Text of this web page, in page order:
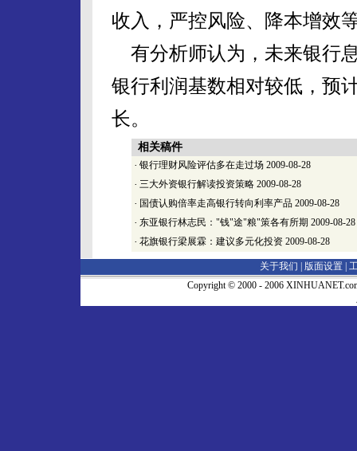
收入，严控风险、降本增效
有分析师认为，未来银行
银行利润基数相对较低，预
长。
相关稿件
· 银行理财风险评估多在走过场 2009-08-28
· 三大外资银行解读投资策略 2009-08-28
· 国债认购倍率走高银行转向利率产品 2009-08-28
· 东亚银行林志民："钱"途"粮"策各有所期 2009-08-28
· 花旗银行梁展霖：建议多元化投资 2009-08-28
关于我们 | 版面设置
Copyright © 2000 - 2006